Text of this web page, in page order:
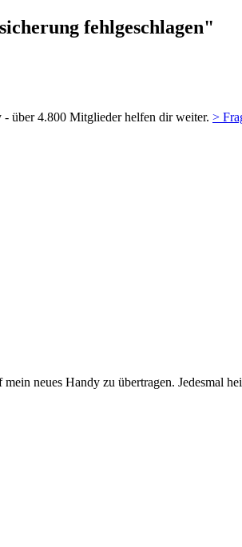
fehlgeschlagen"
über 4.800 Mitglieder helfen dir weiter. >
neues Handy zu übertragen. Jedesmal